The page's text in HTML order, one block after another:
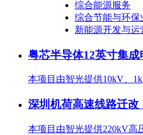
综合能源服务
综合节能与环保
新能源开发与运
粤芯半导体12英寸集
本项目由智光提供10kV、
深圳机荷高速线路迁改
本项目由智光提供220kV高